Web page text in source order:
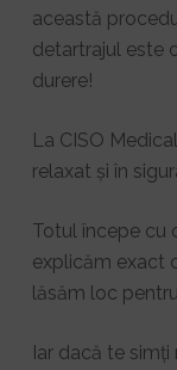
această
detartrajul este
durere!
La CISO
relaxat și în
Totul începe cu
explicăm exact
lăsăm loc
Iar dacă te simți